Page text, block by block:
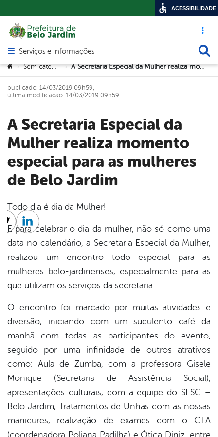
Acesso
Abrir menu principal de navegação
Serviços e Informações
Você está aqui:
> Sem categoria > A Secretaria Especial da Mulher realiza momento especial para as mulheres de Belo Jardim
A Secretaria Especial da
Mulher realiza momento
especial para as mulheres
de Belo Jardim
publicado: 14/03/2019 09h59,
última modificação: 14/03/2019 09h59
Todo dia é dia da Mulher!
E para celebrar o dia da mulher, não só como uma
data no calendário, a Secretaria Especial da Mulher,
realizou um encontro todo especial para as
mulheres belo-jardinenses, especialmente para as
que utilizam os serviços da secretaria.
O encontro foi marcado por muitas atividades e
diversão, iniciando com um suculento café da
manhã com todas as participantes do evento,
seguido por uma infinidade de outros atrativos
como: Aula de Zumba, com a professora Gisele
Monique (Secretaria de Assistência Social),
apresentações culturais, com a equipe do SESC –
Belo Jardim, Tratamentos de Unhas com as nossas
manicures, realização de exames com o CTA
(coordenadora Poliana Padilha) e Ótica Diniz, entre
Twitter
Linkedin
ACESSIBILIDADE